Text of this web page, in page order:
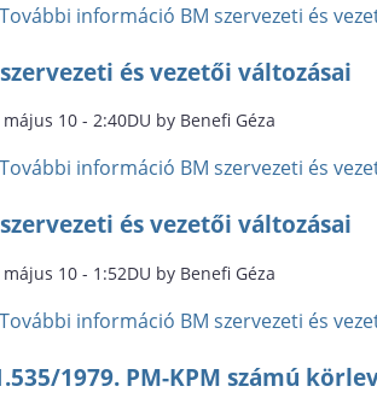
További információ BM szervezeti és
és vezetői változásai
május 10 - 2:40DU by Benefi Géza
További információ BM szervezeti és
és vezetői változásai
május 10 - 1:52DU by Benefi Géza
További információ BM szervezeti és
1979. PM-KPM számú